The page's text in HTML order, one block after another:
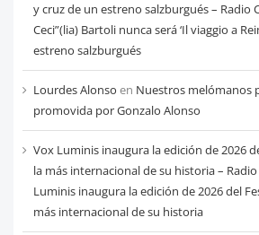
mesy cruz de un estreno salzburgués – Radio
Ceci”(lia) Bartoli nunca será ‘Il viaggio a
estreno salzburgués
Lourdes Alonso en Nuestros melómanos
promovida por Gonzalo Alonso
Vox Luminis inaugura la edición de 2026
la más internacional de su historia – Radio
Luminis inaugura la edición de 2026 del
más internacional de su historia